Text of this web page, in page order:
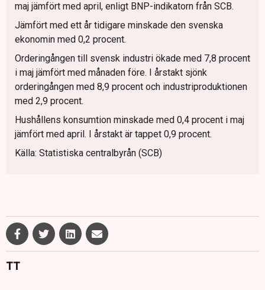
maj jämfört med april, enligt BNP-indikatorn från SCB.
Jämfört med ett år tidigare minskade den svenska
ekonomin med 0,2 procent.
Orderingången till svensk industri ökade med 7,8 procent
i maj jämfört med månaden före. I årstakt sjönk
orderingången med 8,9 procent och industriproduktionen
med 2,9 procent.
Hushållens konsumtion minskade med 0,4 procent i maj
jämfört med april. I årstakt är tappet 0,9 procent.
Källa: Statistiska centralbyrån (SCB)
TT